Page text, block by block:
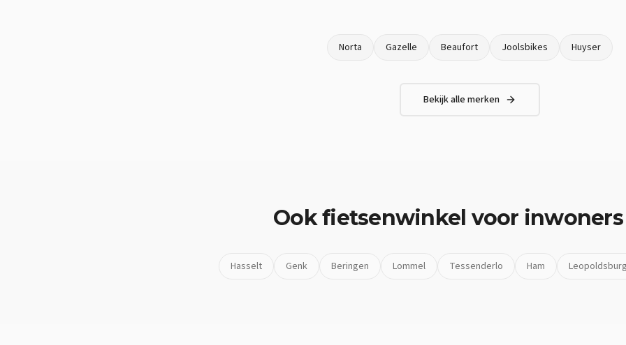
Norta Gazelle Beaufort Joolsbikes Huyser
Bekijk alle merken
Ookfietsenwinkel voor inwoners
Hasselt Genk Beringen Lommel Tessenderlo Ham Leopoldsburg